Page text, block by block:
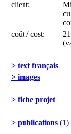
client:
coût / cost:
> text français
> images
> fiche projet
> publications (1)